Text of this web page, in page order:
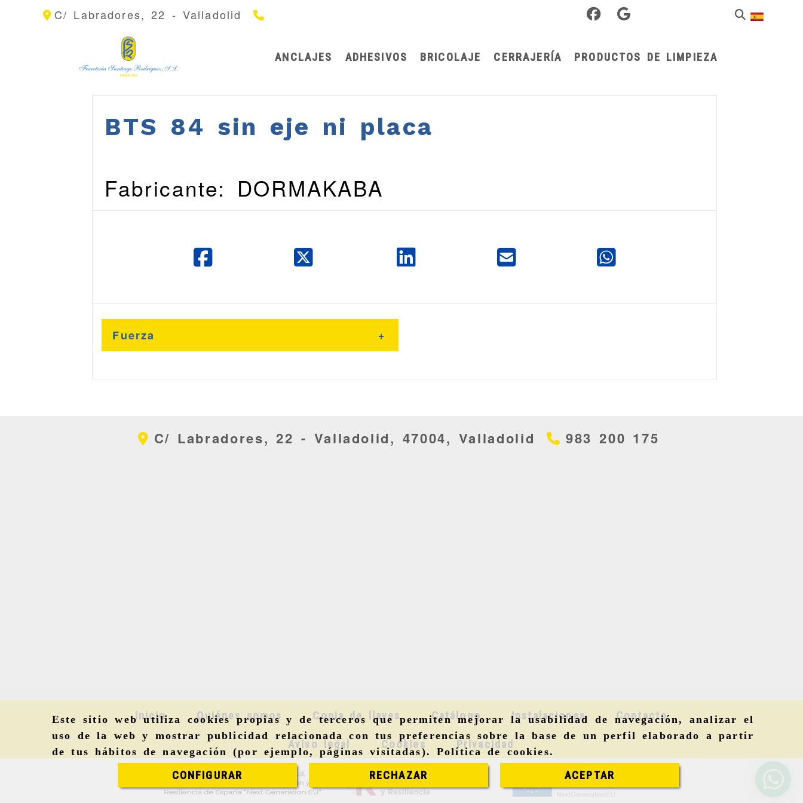
Este sitio web utiliza cookies propias y de terceros que permiten mejorar la usabilidad de navegación, analizar el
uso de la web y mostrar publicidad relacionada con tus preferencias sobre la base de un perfil elaborado a partir
de tus hábitos de navegación (por ejemplo, páginas visitadas). Política de cookies.
CONFIGURAR RECHAZAR ACEPTAR
C/ Labradores, 22 - Valladolid
ANCLAJES ADHESIVOS BRICOLAJE CERRAJERÍA PRODUCTOS DE LIMPIEZA
BTS 84 sin eje ni placa
Fabricante: DORMAKABA
Fuerza
C/ Labradores, 22 - Valladolid, 47004, Valladolid 983 200 175
Inicio Quiénes somos Copia de llaves Catálogo Instalaciones Contacto
Aviso legal Cookies Privacidad